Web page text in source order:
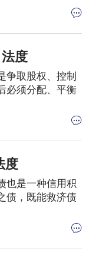
度
争取股权、控制
必须分配、平衡
度
也是一种信用积
债，既能救济债